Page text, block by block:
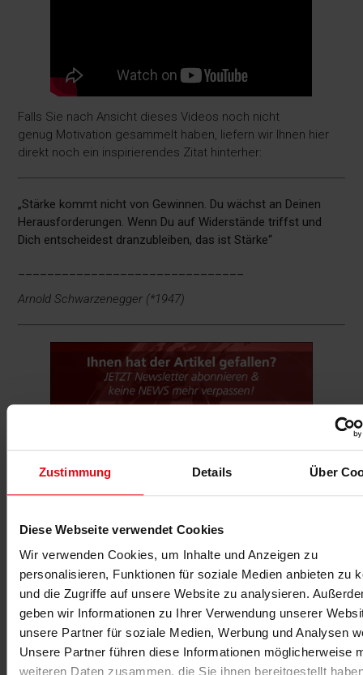
Zustimmung Details Über
Diese Webseite verwendet Cookies
Wir verwenden Cookies, um Inhalte und Anzeigen zu
personalisieren, Funktionen für soziale Medien anbieten zu
und die Zugriffe auf unsere Website zu analysieren.
geben wir Informationen zu Ihrer Verwendung unserer
unsere Partner für soziale Medien, Werbung und Analysen
Unsere Partner führen diese Informationen möglicherweise
weiteren Daten zusammen, die Sie ihnen bereitgestellt
Falls Sie nach Ansicht dieses Videos noch nicht
genug Motivation gesammelt haben, liefern wir Ihnen hier
direkt noch ein inspirierendes Zitat hinterher:
„Stärke kommt nicht von Gewinnen. Du wächst an Deinen
Herausforderungen. Wenn Du auf Widerstände triffst und
Dich entscheidest dranzubleiben, das ist Stärke“
Arnold Schwarzenegger (*1947)
Für fitness MANAGEMENT berichtet